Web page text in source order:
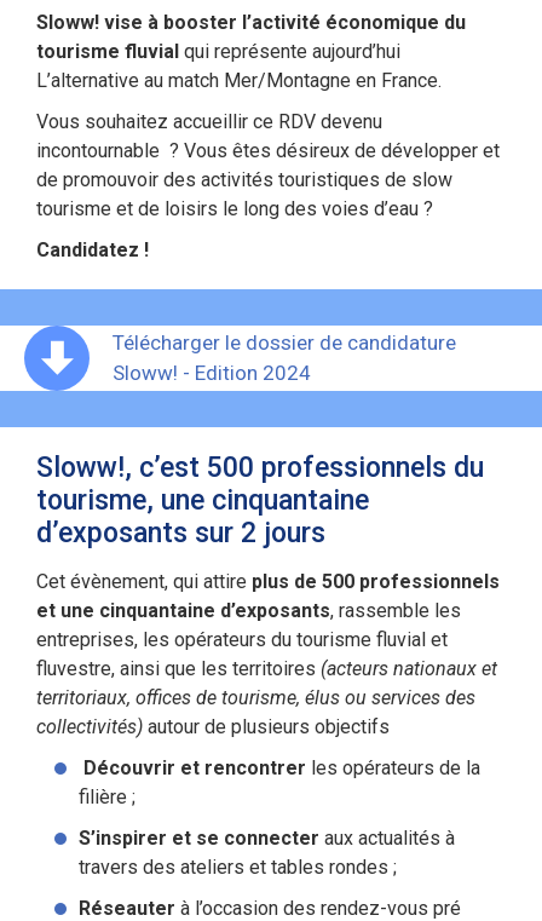
Sloww! vise à booster l’activité économique du
tourisme fluvial qui représente aujourd’hui
L’alternative au match Mer/Montagne en France.
Vous souhaitez accueillir ce RDV devenu
incontournable ? Vous êtes désireux de développer et
de promouvoir des activités touristiques de slow
tourisme et de loisirs le long des voies d’eau ?
Candidatez !
Télécharger le dossier de candidature
Sloww! - Edition 2024
Sloww!, c’est 500 professionnels du
tourisme, une cinquantaine
d’exposants sur 2 jours
Cet évènement, qui attire plus de 500 professionnels
et une cinquantaine d’exposants, rassemble les
entreprises, les opérateurs du tourisme fluvial et
fluvestre, ainsi que les territoires (acteurs nationaux et
territoriaux, offices de tourisme, élus ou services des
collectivités) autour de plusieurs objectifs
Découvrir et rencontrer les opérateurs de la
filière ;
S’inspirer et se connecter aux actualités à
travers des ateliers et tables rondes ;
Réseauter à l’occasion des rendez-vous pré